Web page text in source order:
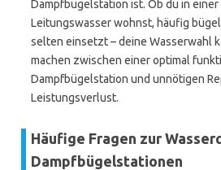
Dampfbügelstation ist. Ob du in einer
Leitungswasser wohnst, häufig
selten einsetzt – deine Wasserwahl
machen zwischen einer optimal
Dampfbügelstation und unnötigen
Leistungsverlust.
Häufige Fragen zur
Dampfbügelstationen